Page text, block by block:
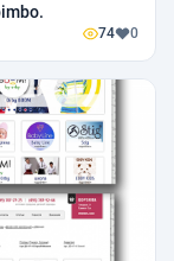
Детская одежда M-bimbo.
74 0